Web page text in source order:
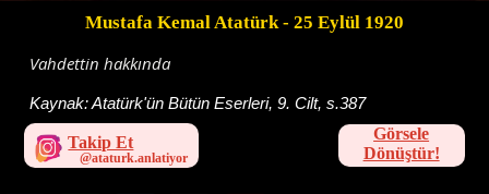
Mustafa Kemal Atatürk- 25 Eylül 1920
Vahdettin hakkında
Kaynak:Atatürk'ün Bütün Eserleri, 9. Cilt, s.387
Takip Et
Görsele
Dönüştür!